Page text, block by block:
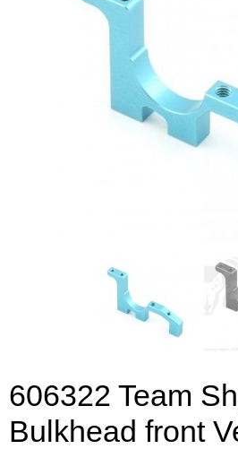
606322 Team
Bulkhead front